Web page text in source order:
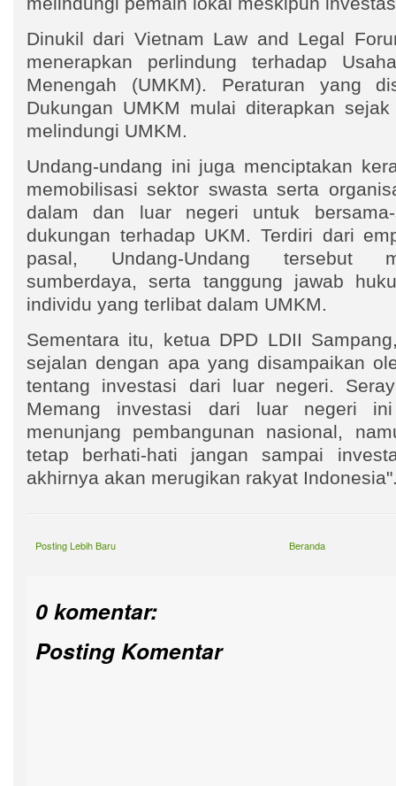
Dinukil dari Vietnam Law and Legal
menerapkan perlindung terhadap
Menengah (UMKM). Peraturan yang
Dukungan UMKM mulai diterapkan
melindungi UMKM.
Undang-undang ini juga menciptakan
memobilisasi sektor swasta serta
dalam dan luar negeri untuk bersama-
dukungan terhadap UKM. Terdiri dari
pasal, Undang-Undang tersebut
sumberdaya, serta tanggung jawab
individu yang terlibat dalam UMKM.
Sementara itu, ketua DPD LDII
sejalan dengan apa yang disampaikan
tentang investasi dari luar negeri.
Memang investasi dari luar negeri
menunjang pembangunan nasional,
tetap berhati-hati jangan sampai
akhirnya akan merugikan rakyat
Posting Lebih Baru Beranda
0 komentar:
Posting Komentar